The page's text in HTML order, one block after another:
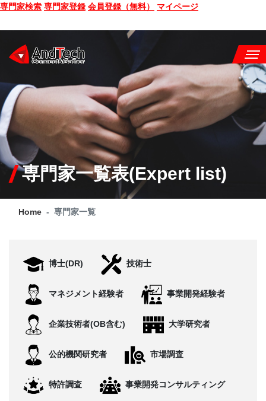
専門家検索 専門家登録 会員登録（無料） マイページ
SEMINAR
BOOK
CONSULTING
SERVICE
Q&A
CONTACT
専門家一覧表(Expert list)
Home 専門家一覧
博士(DR) 技術士
マネジメント経験者 事業開発経験者
企業技術者(OB含む) 大学研究者
公的機関研究者 市場調査
特許調査 事業開発コンサルティング